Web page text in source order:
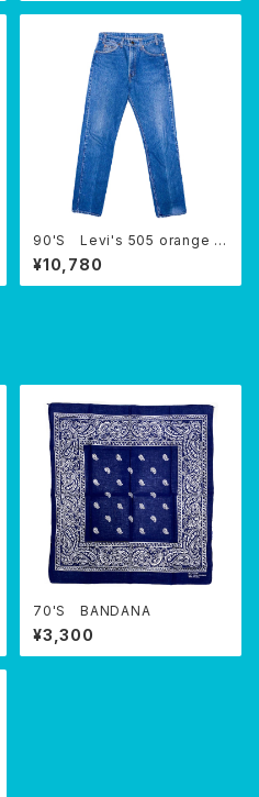
90'S Levi's 505 orange ta
b USA
¥10,780
70'S BANDANA
¥3,300